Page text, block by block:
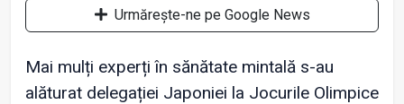
Urmărește-ne pe Google News
Mai mulți experți în sănătate mintală s-au
alăturat delegației Japoniei la Jocurile Olimpice